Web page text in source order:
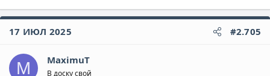
17 ИЮЛ 2025 #2.705
M MaximuT
В доску свой